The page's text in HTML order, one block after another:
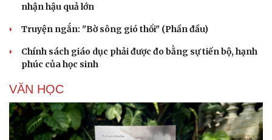
nhận hậu quả lớn
Truyện ngắn: "Bờ sông gió thổi" (Phần đầu)
Chính sách giáo dục phải được đo bằng sự tiến bộ, hạnh
phúc của học sinh
VĂN HỌC